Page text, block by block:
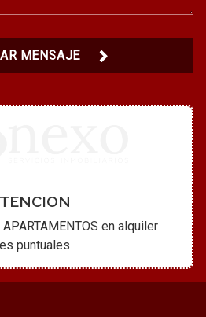
MENSAJE
APARTAMENTOS en alquiler
puntuales